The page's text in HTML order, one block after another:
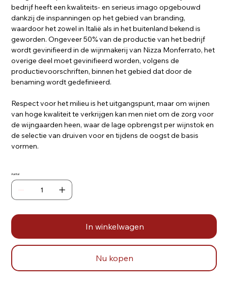
bedrijf heeft een kwaliteits- en serieus imago opgebouwd
dankzij de inspanningen op het gebied van branding,
waardoor het zowel in Italië als in het buitenland bekend is
geworden. Ongeveer 50% van de productie van het bedrijf
wordt gevinifieerd in de wijnmakerij van Nizza Monferrato, het
overige deel moet gevinifieerd worden, volgens de
productievoorschriften, binnen het gebied dat door de
benaming wordt gedefinieerd.
Respect voor het milieu is het uitgangspunt, maar om wijnen
van hoge kwaliteit te verkrijgen kan men niet om de zorg voor
de wijngaarden heen, waar de lage opbrengst per wijnstok en
de selectie van druiven voor en tijdens de oogst de basis
vormen.
Aantal
In winkelwagen
Nu kopen